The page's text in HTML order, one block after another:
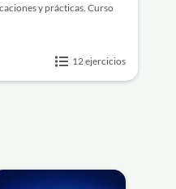
y prácticas. Curso
12 ejercicios